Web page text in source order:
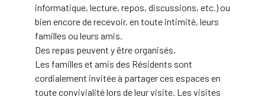
informatique, lecture, repos, discussions, etc.) ou
bien encore de recevoir, en toute intimité, leurs
familles ou leurs amis.
Des repas peuvent y être organisés.
Les familles et amis des Résidents sont
cordialement invitée à partager ces espaces en
toute convivialité lors de leur visite. Les visites